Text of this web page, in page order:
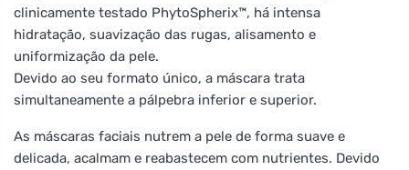
clinicamente testado PhytoSpherix™, há intensa
hidratação, suavização das rugas, alisamento e
uniformização da pele.
Devido ao seu formato único, a máscara trata
simultaneamente a pálpebra inferior e superior.
As máscaras faciais nutrem a pele de forma suave e
delicada, acalmam e reabastecem com nutrientes. Devido